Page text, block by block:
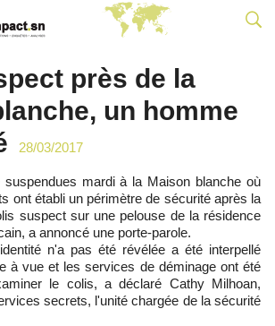
près de la
un homme
28/03/2017
mardi à la Maison blanche où
ont établi un périmètre de sécurité après la
suspect sur une pelouse de la résidence
a annoncé une porte-parole.
n'a pas été révélée a été interpellé
à vue et les services de déminage ont été
le colis, a déclaré Cathy Milhoan,
secrets, l'unité chargée de la sécurité